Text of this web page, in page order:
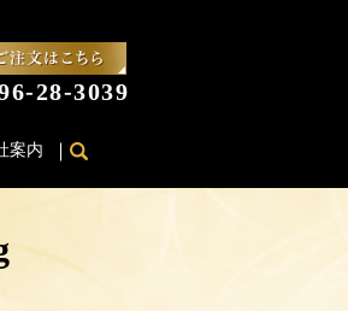
28-3039
案内 search